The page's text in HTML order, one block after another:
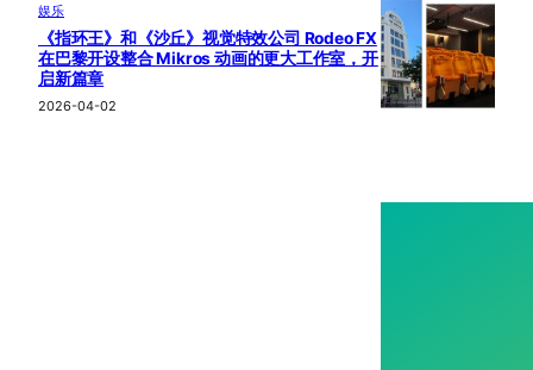
娱乐
《指环王》和《沙丘》视觉特效公司 Rodeo FX
在巴黎开设整合 Mikros 动画的更大工作室，开
启新篇章
2026-04-02